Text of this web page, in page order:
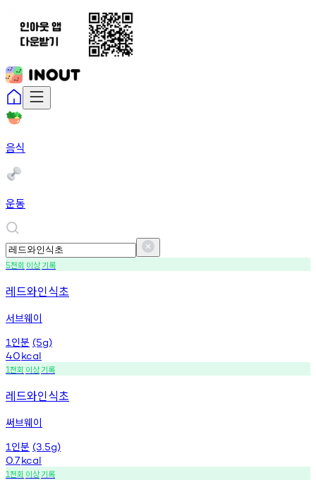
음식
운동
5천회 이상기록
레드와인식초
서브웨이
1 인분 (5g)
40kcal
1천회 이상기록
레드와인식초
써브웨이
1 인분 (3.5g)
0.7kcal
1천회 이상기록